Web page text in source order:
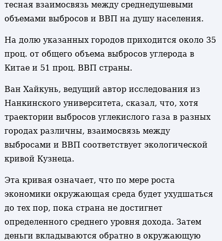
тесная взаимосвязь между среднедушевыми
объемами выбросов и ВВП на душу населения.
На долю указанных городов приходится около 35
проц. от общего объема выбросов углерода в
Китае и 51 проц. ВВП страны.
Ван Хайкунь, ведущий автор исследования из
Нанкинского университета, сказал, что, хотя
траектории выбросов углекислого газа в разных
городах различны, взаимосвязь между
выбросами и ВВП соответствует экологической
кривой Кузнеца.
Эта кривая означает, что по мере роста
экономики окружающая среда будет ухудшаться
до тех пор, пока страна не достигнет
определенного среднего уровня дохода. Затем
деньги вкладываются обратно в окружающую